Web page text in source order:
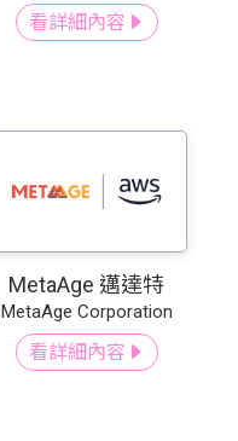
看詳細內容
MetaAge 邁達特
MetaAge Corporation
看詳細內容